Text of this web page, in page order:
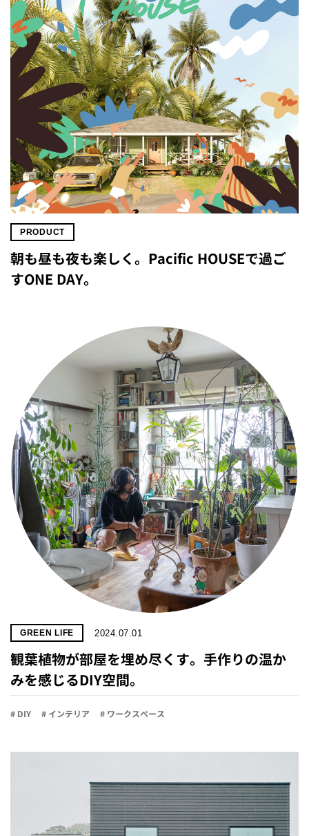
PRODUCT
朝も昼も夜も楽しく。Pacific HOUSEで過ご
すONE DAY。
GREEN LIFE 2024.07.01
観葉植物が部屋を埋め尽くす。手作りの温か
みを感じるDIY空間。
# DIY # インテリア # ワークスペース